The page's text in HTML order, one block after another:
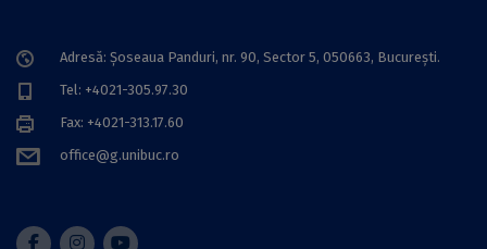
Adresă: Șoseaua Panduri, nr. 90, Sector 5, 050663, Bucureşti.
Tel: +4021-305.97.30
Fax: +4021-313.17.60
office@g.unibuc.ro